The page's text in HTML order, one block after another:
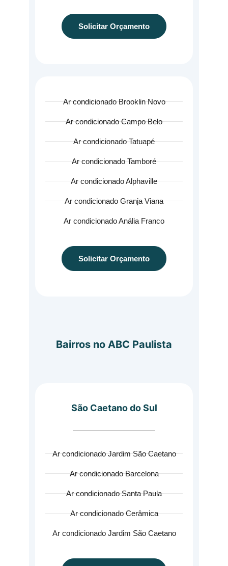
Solicitar Orçamento
Ar condicionado Brooklin Novo
Ar condicionado Campo Belo
Ar condicionado Tatuapé
Ar condicionado Tamboré
Ar condicionado Alphaville
Ar condicionado Granja Viana
Ar condicionado Anália Franco
Solicitar Orçamento
Bairros no ABC Paulista
São Caetano do Sul
Ar condicionado Jardim São Caetano
Ar condicionado Barcelona
Ar condicionado Santa Paula
Ar condicionado Cerâmica
Ar condicionado Jardim São Caetano